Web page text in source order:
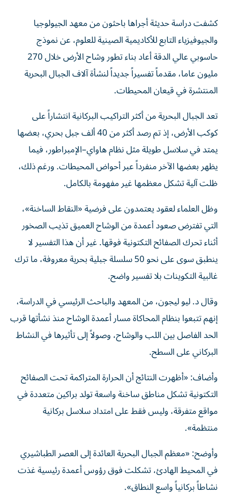
كشفت دراسة حديثة أجراها باحثون من معهد الجيولوجيا
والجيوفيزياء التابع للأكاديمية الصينية للعلوم، عن نموذج
حاسوبي عالي الدقة أعاد بناء تطور وشاح الأرض خلال 270
مليون عاما، مقدماً تفسيراً جديداً لنشأة آلاف الجبال البحرية
المنتشرة في قيعان المحيطات.
تعد الجبال البحرية من أكثر التراكيب البركانية انتشاراً على
كوكب الأرض، إذ تم رصد أكثر من 40 ألف جبل بحري، بعضها
يمتد في سلاسل طويلة مثل نظام هاواي–الإمبراطور، فيما
يظهر بعضها الآخر منفرداً عبر أحواض المحيطات. ورغم ذلك،
ظلت آلية تشكل معظمها غير مفهومة بالكامل.
وظل العلماء لعقود يعتمدون على فرضية «النقاط الساخنة»،
التي تفترض صعود أعمدة من الوشاح العميق تذيب الصخور
أثناء تحرك الصفائح التكتونية فوقها. غير أن هذا التفسير لا
ينطبق سوى على نحو 50 سلسلة جبلية بحرية معروفة، ما ترك
غالبية التكوينات بلا تفسير واضح.
وقال د. ليو ليجون، من المعهد والباحث الرئيسي في الدراسة،
إنهم تتبعوا بنظام المحاكاة مسار أعمدة الوشاح منذ نشأتها قرب
الحد الفاصل بين اللب والوشاح، وصولاً إلى تأثيرها في النشاط
البركاني على السطح.
وأضاف: «أظهرت النتائج أن الحرارة المتراكمة تحت الصفائح
التكتونية تشكل مناطق ساخنة واسعة تولد براكين متعددة في
مواقع متفرقة، وليس فقط على امتداد سلاسل بركانية
منتظمة».
وأوضح: «معظم الجبال البحرية العائدة إلى العصر الطباشيري
في المحيط الهادئ، تشكلت فوق رؤوس أعمدة رئيسية غذت
نشاطاً بركانياً واسع النطاق».